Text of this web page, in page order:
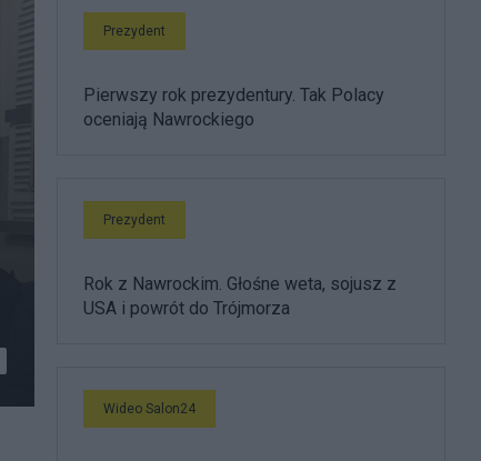
Prezydent
Pierwszy rok prezydentury. Tak Polacy
oceniają Nawrockiego
Prezydent
Rok z Nawrockim. Głośne weta, sojusz z
USA i powrót do Trójmorza
Wideo Salon24